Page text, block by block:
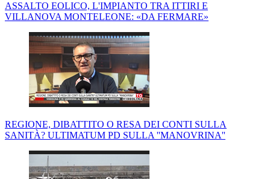
ASSALTO EOLICO, L'IMPIANTO TRA ITTIRI E
VILLANOVA MONTELEONE: «DA FERMARE»
REGIONE, DIBATTITO O RESA DEI CONTI SULLA
SANITÀ? ULTIMATUM PD SULLA ''MANOVRINA''